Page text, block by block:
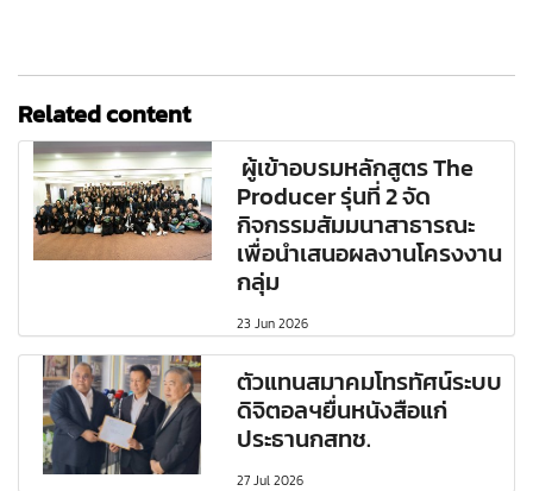
Related content
ผู้เข้าอบรมหลักสูตร The
Producer รุ่นที่ 2 จัด
กิจกรรมสัมมนาสาธารณะ
เพื่อนำเสนอผลงานโครงงาน
กลุ่ม
23 Jun 2026
ตัวแทนสมาคมโทรทัศน์ระบบ
ดิจิตอลฯยื่นหนังสือแก่
ประธานกสทช.
27 Jul 2026